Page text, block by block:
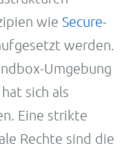
wie Secure-
werden.
Umgebung
sich als
Eine strikte
Rechte sind die